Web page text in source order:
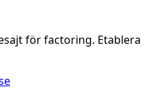
för factoring. Etablera